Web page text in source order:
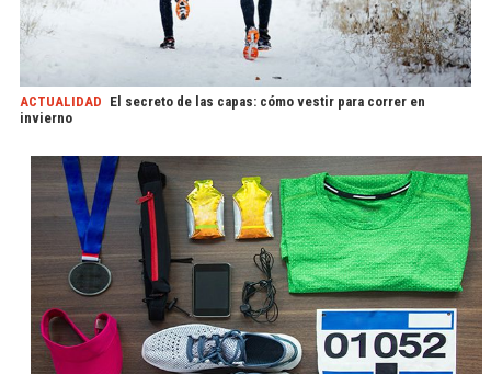
ACTUALIDAD El secreto de las capas: cómo vestir para correr en
invierno